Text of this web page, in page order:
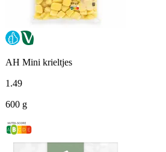
AH Mini krieltjes
1 .49
600 g